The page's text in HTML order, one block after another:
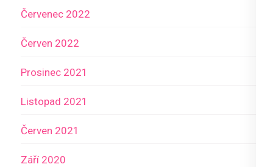
Červenec 2022
Červen 2022
Prosinec 2021
Listopad 2021
Červen 2021
Září 2020